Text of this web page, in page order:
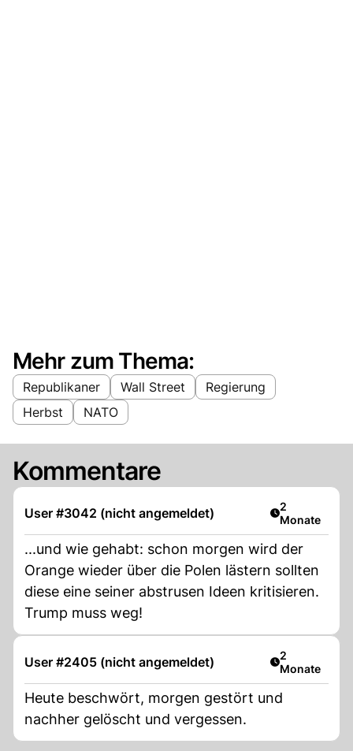
Mehr zum Thema:
Republikaner Wall Street
Regierung
Herbst
NATO
Kommentare
User #3042 (nicht angemeldet) Artikel
2
Monate
...und wie gehabt: schon morgen wird der
Orange wieder über die Polen lästern sollten
diese eine seiner abstrusen Ideen kritisieren.
Trump muss weg!
User #2405 (nicht angemeldet) Artikel
2
Monate
Heute beschwört, morgen gestört und
nachher gelöscht und vergessen.